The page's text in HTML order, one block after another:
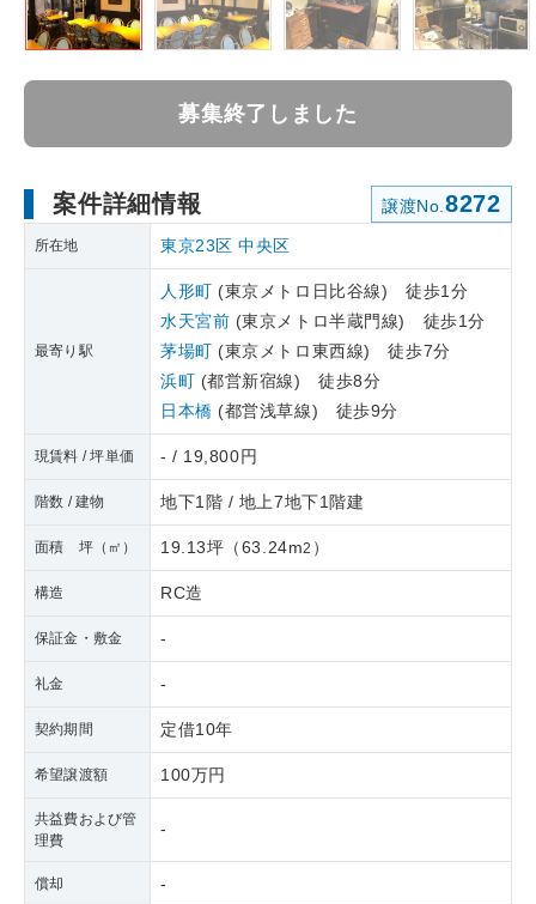
募集終了しました
案件詳細情報 譲渡No. 8272
所在地 東京23区 中央区
最寄り駅
人形町 (東京メトロ日比谷線) 徒歩1分
水天宮前 (東京メトロ半蔵門線) 徒歩1分
茅場町 (東京メトロ東西線) 徒歩7分
浜町 (都営新宿線) 徒歩8分
日本橋 (都営浅草線) 徒歩9分
現賃料 / 坪単価 - / 19,800円
階数 / 建物 地下1階 / 地上7地下1階建
面積 坪（㎡） 19.13坪 （63.24m2 ）
構造 RC造
保証金・敷金 -
礼金 -
契約期間 定借10年
希望譲渡額 100万円
共益費および管
理費
-
償却 -